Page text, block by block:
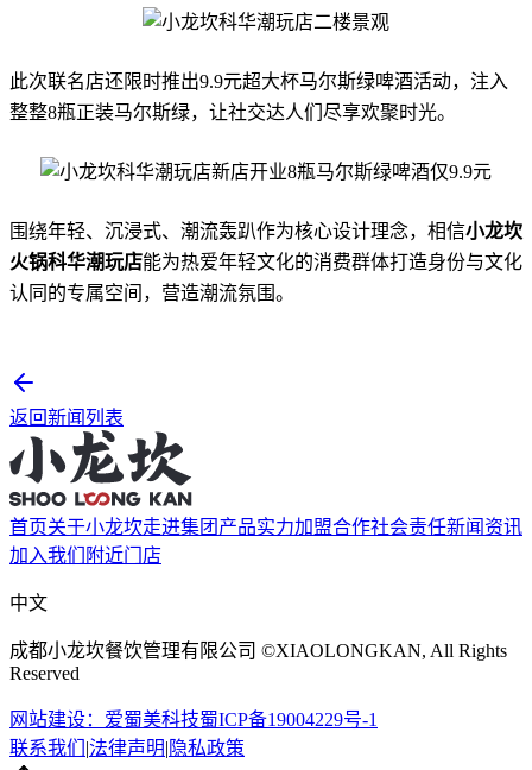
此次联名店还限时推出9.9元超大杯马尔斯绿啤酒活动，注入
整整8瓶正装马尔斯绿，让社交达人们尽享欢聚时光。
围绕年轻、沉浸式、潮流轰趴作为核心设计理念，相信小龙坎
火锅科华潮玩店能为热爱年轻文化的消费群体打造身份与文化
认同的专属空间，营造潮流氛围。
返回新闻列表
首页关于小龙坎走进集团 产品实力加盟合作社会责任新闻资讯
加入我们 附近门店
中文
成都小龙坎餐饮管理有限公司 ©XIAOLONGKAN, All Rights
Reserved
网站建设：爱蜀美科技蜀ICP备19004229号-1
联系我们 |法律声明| 隐私政策